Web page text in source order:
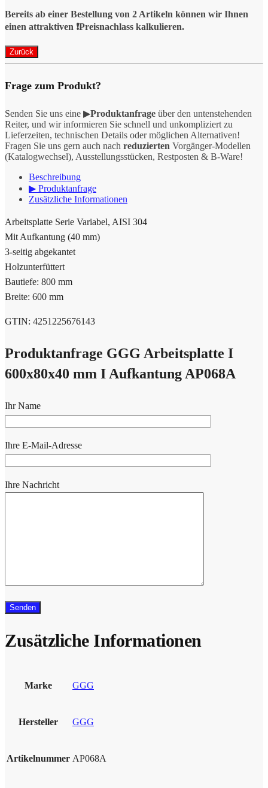
Bereits ab einer Bestellung von 2 Artikeln können wir Ihnen
einen attraktiven ❗️Preisnachlass kalkulieren.
Frage zum Produkt?
Senden Sie uns eine ▶Produktanfrage über den untenstehenden
Reiter, und wir informieren Sie schnell und unkompliziert zu
Lieferzeiten, technischen Details oder möglichen Alternativen!
Fragen Sie uns gern auch nach reduzierten Vorgänger-Modellen
(Katalogwechsel), Ausstellungsstücken, Restposten & B-Ware!
Beschreibung
▶ Produktanfrage
Zusätzliche Informationen
Arbeitsplatte Serie Variabel, AISI 304
Mit Aufkantung (40 mm)
3-seitig abgekantet
Holzunterfüttert
Bautiefe: 800 mm
Breite: 600 mm
GTIN: 4251225676143
Produktanfrage GGG Arbeitsplatte I
600x80x40 mm I Aufkantung AP068A
Ihr Name
Ihre E-Mail-Adresse
Ihre Nachricht
Zusätzliche Informationen
Marke GGG
Hersteller GGG
Artikelnummer AP068A